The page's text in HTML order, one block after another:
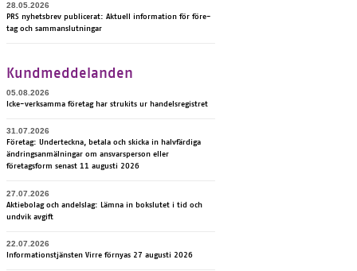
28.05.2026
PRS ny­hets­brev pub­lice­rat: Ak­tu­ell in­for­ma­tion för fö­re­
tag och sam­mans­lut­nin­gar
Kundmeddelanden
05.08.2026
Icke-verksamma företag har strukits ur handelsregistret
31.07.2026
Företag: Underteckna, betala och skicka in halvfärdiga
ändringsanmälningar om ansvarsperson eller
företagsform senast 11 augusti 2026
27.07.2026
Ak­tie­bo­lag och an­dels­lag: Läm­na in boks­lu­tet i tid och
und­vik av­gift
22.07.2026
In­for­ma­tionst­jäns­ten Vir­re för­ny­as 27 au­gus­ti 2026